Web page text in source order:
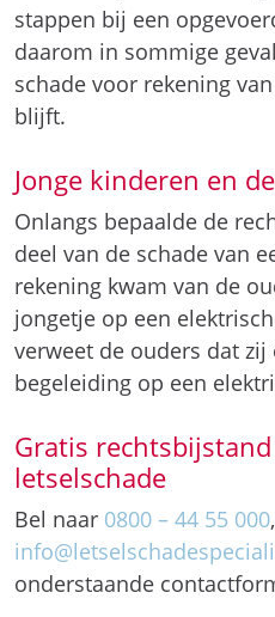
stappen bij een
daarom in sommige
schade voor rekening
blijft.
Jonge kinderen en
Onlangs bepaalde de
deel van de schade van
rekening kwam van de
jongetje op een
verweet de ouders dat
begeleiding op een
Gratis
letselschade
Bel naar 0800 – 44 55 000
onderstaande